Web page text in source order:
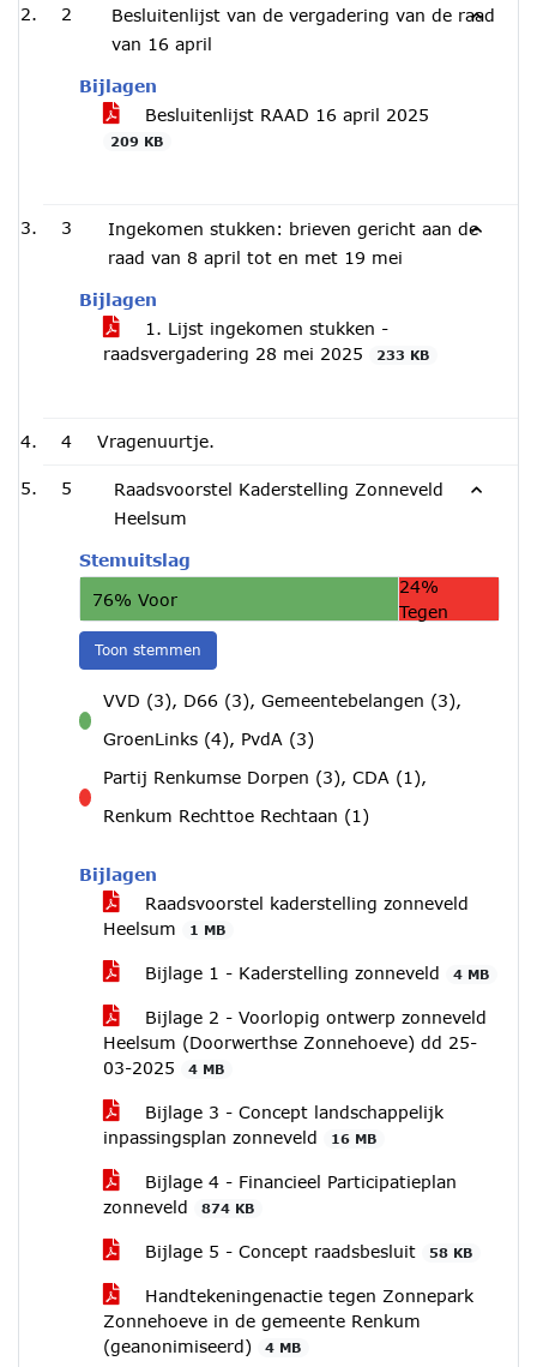
2
Besluitenlijst van de vergadering van de raad
van 16 april
Bijlagen
Besluitenlijst RAAD 16 april 2025
209 KB
3
Ingekomen stukken: brieven gericht aan de
raad van 8 april tot en met 19 mei
Bijlagen
1. Lijst ingekomen stukken -
raadsvergadering 28 mei 2025
233 KB
4 Vragenuurtje.
5
Raadsvoorstel Kaderstelling Zonneveld
Heelsum
Stemuitslag
76% Voor
24%
Tegen
Toon stemmen
voor
VVD (3), D66 (3), Gemeentebelangen (3),
GroenLinks (4), PvdA (3)
tegen
Partij Renkumse Dorpen (3), CDA (1),
Renkum Rechttoe Rechtaan (1)
Bijlagen
Raadsvoorstel kaderstelling zonneveld
Heelsum
1 MB
Bijlage 1 - Kaderstelling zonneveld 4 MB
Bijlage 2 - Voorlopig ontwerp zonneveld
Heelsum (Doorwerthse Zonnehoeve) dd 25-
03-2025
4 MB
Bijlage 3 - Concept landschappelijk
inpassingsplan zonneveld
16 MB
Bijlage 4 - Financieel Participatieplan
zonneveld
874 KB
Bijlage 5 - Concept raadsbesluit 58 KB
Handtekeningenactie tegen Zonnepark
Zonnehoeve in de gemeente Renkum
(geanonimiseerd)
4 MB